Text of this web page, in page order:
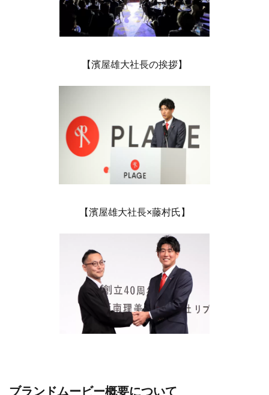
【濱屋雄大社長の挨拶】
【濱屋雄大社長×藤村氏】
ブランドムービー概要について